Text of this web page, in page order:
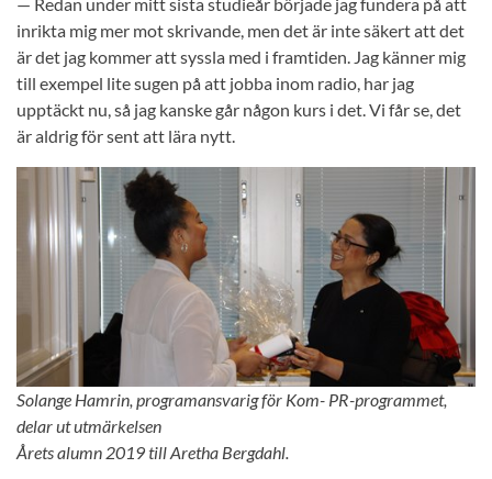
inrikta mig mer mot skrivande, men det är inte säkert att det
är det jag kommer att syssla med i framtiden. Jag känner mig
till exempel lite sugen på att jobba inom radio, har jag
upptäckt nu, så jag kanske går någon kurs i det. Vi får se, det
är aldrig för sent att lära nytt.
Solange Hamrin, programansvarig för Kom- PR-programmet,
delar ut utmärkelsen
Årets alumn 2019 till Aretha Bergdahl.